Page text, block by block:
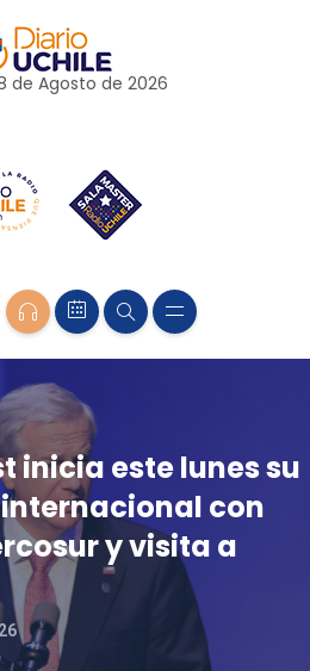
de Agosto de 2026
inicia este lunes su
con
y visita a